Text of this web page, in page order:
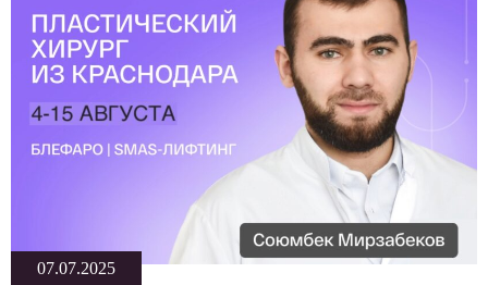
07.07.2025